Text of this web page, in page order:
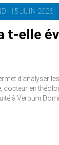
15 JUIN 2026
t-elle
d’analyser
docteur en
à Verbum